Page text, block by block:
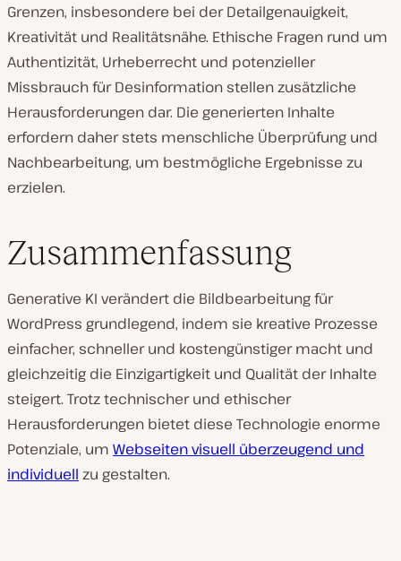
Grenzen, insbesondere bei der Detailgenauigkeit,
Kreativität und Realitätsnähe. Ethische Fragen rund um
Authentizität, Urheberrecht und potenzieller
Missbrauch für Desinformation stellen zusätzliche
Herausforderungen dar. Die generierten Inhalte
erfordern daher stets menschliche Überprüfung und
Nachbearbeitung, um bestmögliche Ergebnisse zu
erzielen.
Zusammenfassung
Generative KI verändert die Bildbearbeitung für
WordPress grundlegend, indem sie kreative Prozesse
einfacher, schneller und kostengünstiger macht und
gleichzeitig die Einzigartigkeit und Qualität der Inhalte
steigert. Trotz technischer und ethischer
Herausforderungen bietet diese Technologie enorme
Potenziale, um Webseiten visuell überzeugend und
individuell zu gestalten.